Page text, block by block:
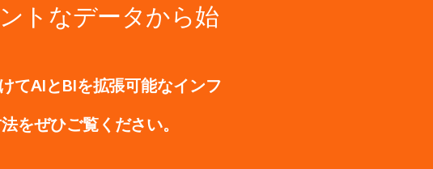
トなデータから始
てAIとBIを拡張可能なインフ
をぜひご覧ください。